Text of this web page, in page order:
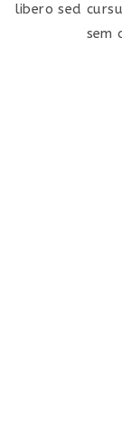
libero sed
sem